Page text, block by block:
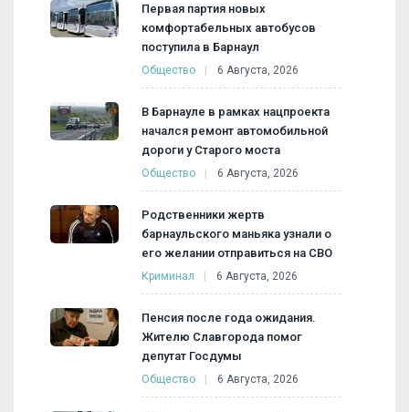
Первая партия новых
комфортабельных автобусов
поступила в Барнаул
Общество 6 Августа, 2026
В Барнауле в рамках нацпроекта
начался ремонт автомобильной
дороги у Старого моста
Общество 6 Августа, 2026
Родственники жертв
барнаульского маньяка узнали о
его желании отправиться на СВО
Криминал 6 Августа, 2026
Пенсия после года ожидания.
Жителю Славгорода помог
депутат Госдумы
Общество 6 Августа, 2026